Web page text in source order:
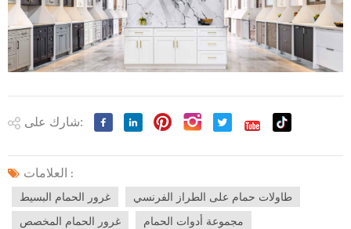
شارك على:
العلامات :
غرور الحمام البسيط
طاولات حمام على الطراز الفرنسي
غرور الحمام المخصص
مجموعة أدوات الحمام